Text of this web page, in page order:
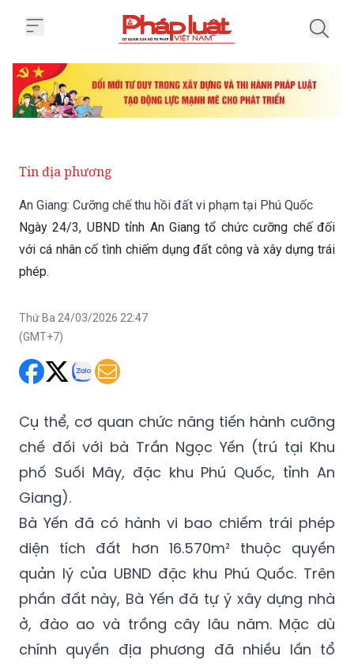
Tin địa phương
An Giang: Cưỡng chế thu hồi đất vi phạm tại Phú Quốc
Ngày 24/3, UBND tỉnh An Giang tổ chức cưỡng chế đối
với cá nhân cố tình chiếm dụng đất công và xây dựng trái
phép.
Thứ Ba 24/03/2026 22:47
(GMT+7)
Cụ thể, cơ quan chức năng tiến hành cưỡng
chế đối với bà Trần Ngọc Yến (trú tại Khu
phố Suối Mây, đặc khu Phú Quốc, tỉnh An
Giang).
Bà Yến đã có hành vi bao chiếm trái phép
diện tích đất hơn 16.570m² thuộc quyền
quản lý của UBND đặc khu Phú Quốc. Trên
phần đất này, Bà Yến đã tự ý xây dựng nhà
ở, đào ao và trồng cây lâu năm. Mặc dù
chính quyền địa phương đã nhiều lần tổ